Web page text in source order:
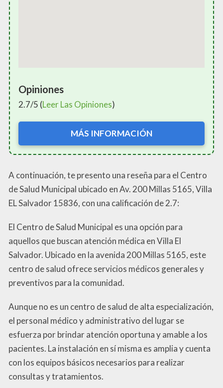
Opiniones
2.7/5 (Leer Las Opiniones)
MÁS INFORMACIÓN
A continuación, te presento una reseña para el Centro
de Salud Municipal ubicado en Av. 200 Millas 5165, Villa
EL Salvador 15836, con una calificación de 2.7:
El Centro de Salud Municipal es una opción para
aquellos que buscan atención médica en Villa El
Salvador. Ubicado en la avenida 200 Millas 5165, este
centro de salud ofrece servicios médicos generales y
preventivos para la comunidad.
Aunque no es un centro de salud de alta especialización,
el personal médico y administrativo del lugar se
esfuerza por brindar atención oportuna y amable a los
pacientes. La instalación en sí misma es amplia y cuenta
con los equipos básicos necesarios para realizar
consultas y tratamientos.